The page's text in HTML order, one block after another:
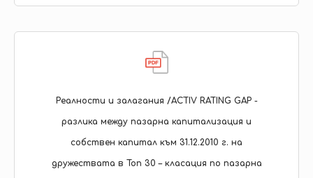
Реалности и залагания /ACTIV RATING GAP -
разлика между пазарна капитализация и
собствен капитал към 31.12.2010 г. на
дружествата в Топ 30 – класация по пазарна